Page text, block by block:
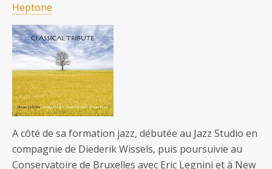
Heptone
A côté de sa formation jazz, débutée au Jazz Studio en
compagnie de Diederik Wissels, puis poursuivie au
Conservatoire de Bruxelles avec Eric Legnini et à New